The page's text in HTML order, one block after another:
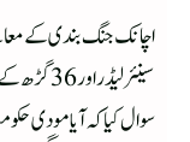
اچانک جنگ بندی کے
سینئر
سوال کیا کہ آیا مودی